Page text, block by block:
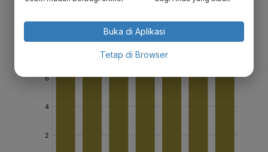
Buka di Aplikasi
Tetap di Browser